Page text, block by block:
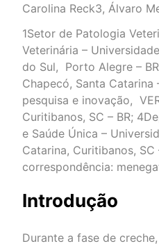
Carolina Reck3, Álvaro
1Setor de Patologia
Veterinária –
do Sul, Porto Alegre –
Chapecó, Santa Catarina
pesquisa e inovação,
Curitibanos, SC – BR; 4
e Saúde Única –
Catarina, Curitibanos, SC
correspondência:
Introdução
Durante a fase de